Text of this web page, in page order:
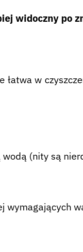
widoczny po
w
(nity są
wymagających